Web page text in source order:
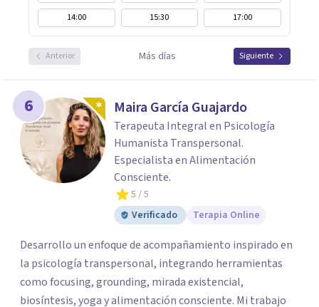
14:00
15:30 17:00
Anterior Más días Siguiente
6 Maira García Guajardo
Terapeuta Integral en Psicología
Humanista Transpersonal.
Especialista en Alimentación
Consciente.
5 / 5
Verificado
Terapia Online
Desarrollo un enfoque de acompañamiento inspirado en
la psicología transpersonal, integrando herramientas
como focusing, grounding, mirada existencial,
biosíntesis, yoga y alimentación consciente. Mi trabajo